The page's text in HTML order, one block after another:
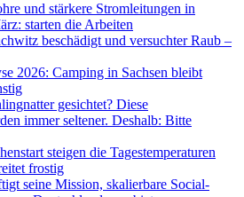
und stärkere Stromleitungen in
starten die Arbeiten
beschädigt und versuchter Raub –
2026: Camping in Sachsen bleibt
gesichtet? Diese
immer seltener. Deshalb: Bitte
steigen die Tagestemperaturen
frostig
seine Mission, skalierbare Social-